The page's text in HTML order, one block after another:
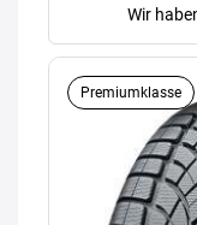
Wir
Premiumklasse